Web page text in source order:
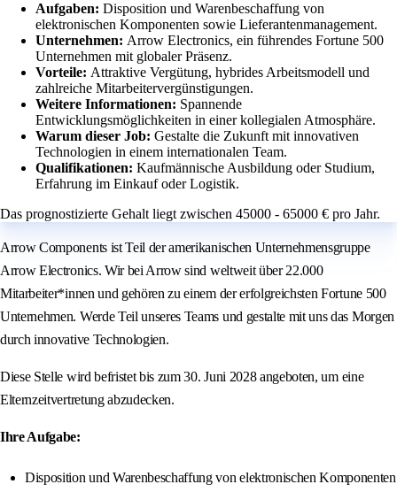
Aufgaben: Disposition und Warenbeschaffung von
elektronischen Komponenten sowie Lieferantenmanagement.
Unternehmen: Arrow Electronics, ein führendes Fortune 500
Unternehmen mit globaler Präsenz.
Vorteile: Attraktive Vergütung, hybrides Arbeitsmodell und
zahlreiche Mitarbeitervergünstigungen.
Weitere Informationen: Spannende
Entwicklungsmöglichkeiten in einer kollegialen Atmosphäre.
Warum dieser Job: Gestalte die Zukunft mit innovativen
Technologien in einem internationalen Team.
Qualifikationen: Kaufmännische Ausbildung oder Studium,
Erfahrung im Einkauf oder Logistik.
Das prognostizierte Gehalt liegt zwischen 45000 - 65000 € pro Jahr.
Arrow Components ist Teil der amerikanischen Unternehmensgruppe
Arrow Electronics. Wir bei Arrow sind weltweit über 22.000
Mitarbeiter*innen und gehören zu einem der erfolgreichsten Fortune 500
Unternehmen. Werde Teil unseres Teams und gestalte mit uns das Morgen
durch innovative Technologien.
Diese Stelle wird befristet bis zum 30. Juni 2028 angeboten, um eine
Elternzeitvertretung abzudecken.
Ihre Aufgabe:
Disposition und Warenbeschaffung von elektronischen Komponenten